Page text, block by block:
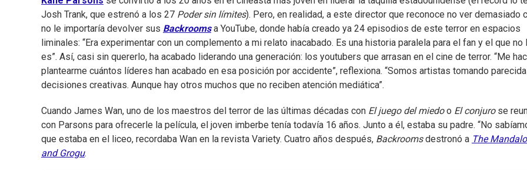
Josh Trank, que estrenó a los 27 Poder sin límites). Pero, en realidad, a este director que reconoce no ver demasiado
no le importaría devolver sus Backroomsa YouTube, donde había creado ya 24 episodios de este terror en espacios
liminales: “Era experimentar con un complemento a mi relato inacabado. Es una historia paralela para el fan y el que no
es”. Así, casi sin quererlo, ha acabado liderando una generación: los youtubers que arrasan en el cine de terror. “Me
plantearme cuántos líderes han acabado en esa posición por accidente”, reflexiona. “Somos artistas tomando
decisiones creativas. Aunque hay otros muchos que no reciben atención mediática”.
Cuando James Wan, uno de los maestros del terror de las últimas décadas con El juego del miedoo El conjurose
con Parsons para ofrecerle la película, el joven imberbe tenía todavía 16 años. Junto a él, estaba su padre. “No
que estaba en el liceo, recordaba Wan en la revista Variety. Cuatro años después, Backroomsdestronó a The
and Grogu.